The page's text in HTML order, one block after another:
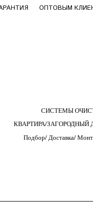
ОПТОВЫМ
СИСТЕМЫ
КВАРТИРА/ЗАГОРОДНЫЙ
Подбор/Доставка/М